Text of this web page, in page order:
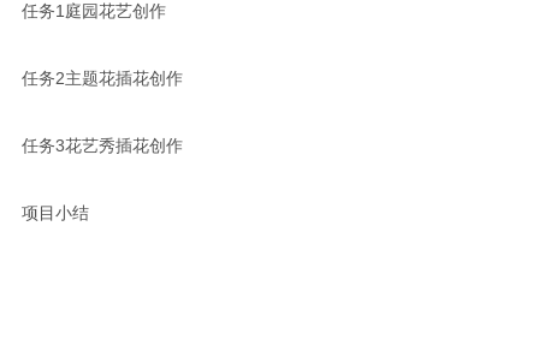
任务1庭园花艺创作
任务2主题花插花创作
任务3花艺秀插花创作
项目小结